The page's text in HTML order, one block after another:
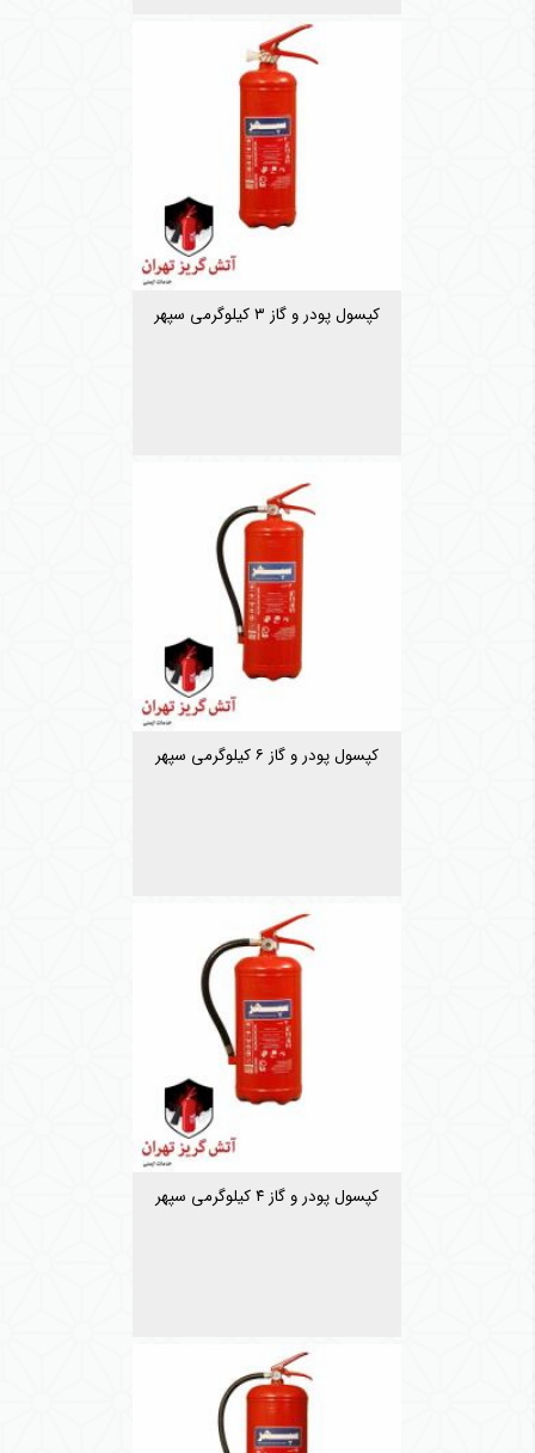
کپسول پودر و گاز ۳ کیلوگرمی سپهر
کپسول پودر و گاز ۶ کیلوگرمی سپهر
کپسول پودر و گاز ۴ کیلوگرمی سپهر